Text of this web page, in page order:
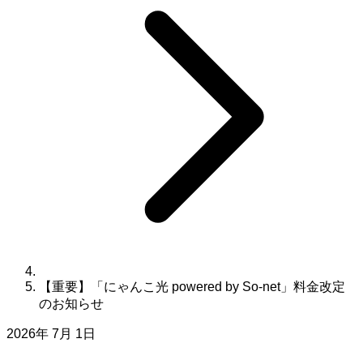
【重要】「にゃんこ光 powered by So-net」料金改定
のお知らせ
2026年 7月 1日